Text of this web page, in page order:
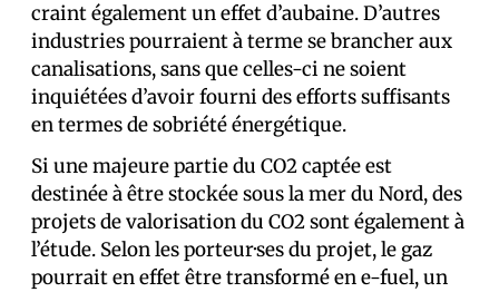
craint également un effet d’aubaine. D’autres
industries pourraient à terme se brancher aux
canalisations, sans que celles-ci ne soient
inquiétées d’avoir fourni des efforts suffisants
en termes de sobriété énergétique.
Si une majeure partie du CO2 captée est
destinée à être stockée sous la mer du Nord, des
projets de valorisation du CO2 sont également à
l’étude. Selon les porteur·ses du projet, le gaz
pourrait en effet être transformé en e-fuel, un